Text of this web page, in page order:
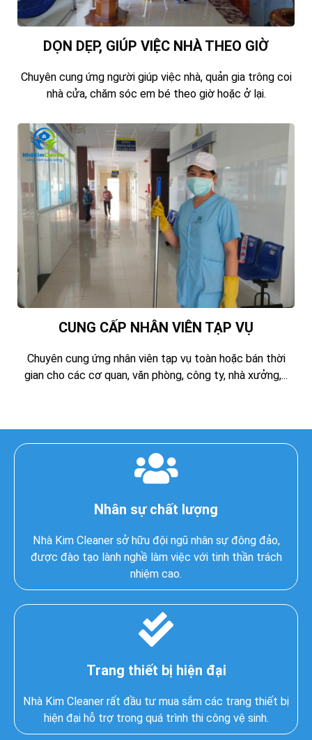
DỌN DẸP, GIÚP VIỆC NHÀ THEO GIỜ
Chuyên cung ứng người giúp việc nhà, quản gia trông coi
nhà cửa, chăm sóc em bé theo giờ hoặc ở lại.
CUNG CẤP NHÂN VIÊN TẠP VỤ
Chuyên cung ứng nhân viên tạp vụ toàn hoặc bán thời
gian cho các cơ quan, văn phòng, công ty, nhà xưởng,...
Nhân sự chất lượng
Nhà Kim Cleaner sở hữu đội ngũ nhân sự đông đảo,
được đào tạo lành nghề làm việc với tinh thần trách
nhiệm cao.
Trang thiết bị hiện đại
Nhà Kim Cleaner rất đầu tư mua sắm các trang thiết bị
hiện đại hỗ trợ trong quá trình thi công vệ sinh.